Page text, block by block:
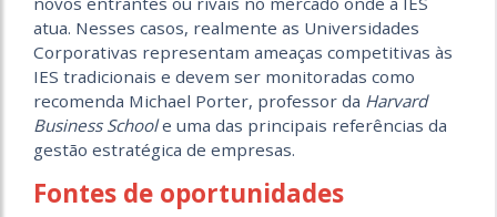
atua. Nesses casos, realmente as Universidades
Corporativas representam ameaças competitivas às
IES tradicionais e devem ser monitoradas como
recomenda Michael Porter, professor da Harvard
Business Schoole uma das principais referências da
gestão estratégica de empresas.
Fontes de oportunidades